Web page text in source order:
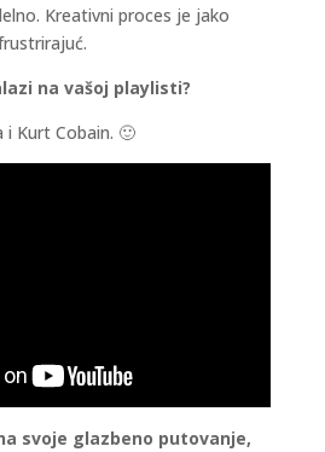
Kreativni proces je jako
na vašoj playlisti?
i Kurt Cobain. 🙂
svoje glazbeno putovanje,